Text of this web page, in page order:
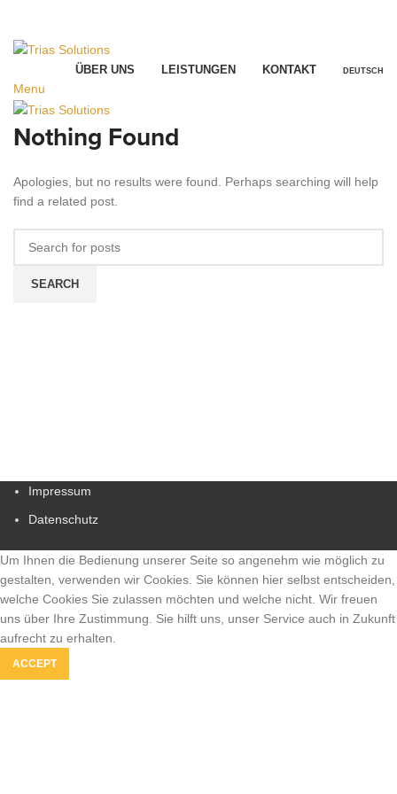
ÜBER UNS LEISTUNGEN KONTAKT DEUTSCH
Menu
Nothing Found
Apologies, but no results were found. Perhaps searching will help
find a related post.
SEARCH
Impressum
Datenschutz
Um Ihnen die Bedienung unserer Seite so angenehm wie möglich zu
gestalten, verwenden wir Cookies. Sie können hier selbst entscheiden,
welche Cookies Sie zulassen möchten und welche nicht. Wir freuen
uns über Ihre Zustimmung. Sie hilft uns, unser Service auch in Zukunft
aufrecht zu erhalten.
ACCEPT